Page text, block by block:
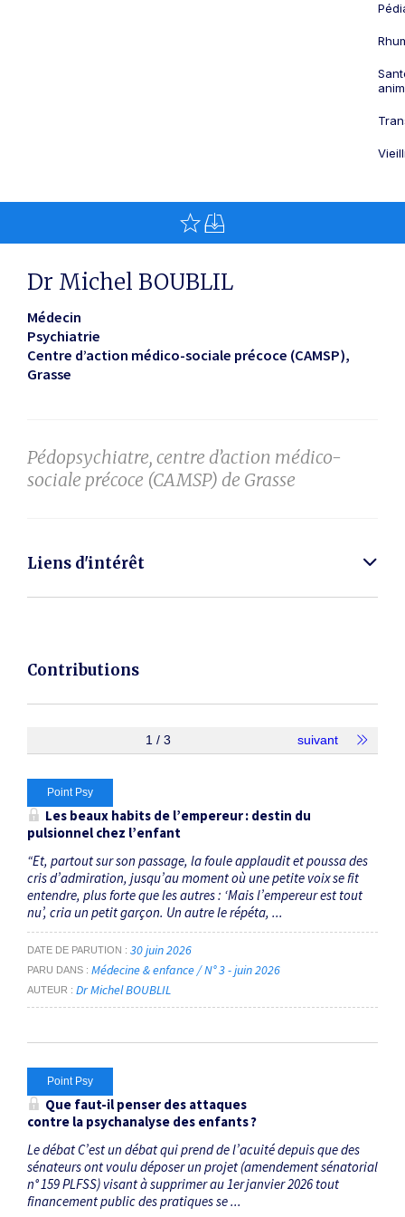
Dr Michel BOUBLIL
Médecin
Psychiatrie
Centre d’action médico-sociale précoce (CAMSP)
Grasse
Pédopsychiatre, centre d’action médico-
sociale précoce (CAMSP) de Grasse
Liens d'intérêt
Contributions
1 / 3 suivant
Point Psy
Les beaux habits de l’empereur : destin du
pulsionnel chez l’enfant
“Et, partout sur son passage, la foule applaudit et poussa des
cris d’admiration, jusqu’au moment où une petite voix se fit
entendre, plus forte que les autres : ‘Mais l’empereur est tout
nu’, cria un petit garçon. Un autre le répéta, ...
DATE DE PARUTION 30 juin 2026
PARU DANS Médecine & enfance / N° 3 - juin 2026
AUTEUR Dr Michel BOUBLIL
Point Psy
Que faut-il penser des attaques
contre la psychanalyse des enfants ?
Le débat C’est un débat qui prend de l’acuité depuis que des
sénateurs ont voulu déposer un projet (amendement sénatorial
n° 159 PLFSS) visant à supprimer au 1er janvier 2026 tout
financement public des pratiques se ...